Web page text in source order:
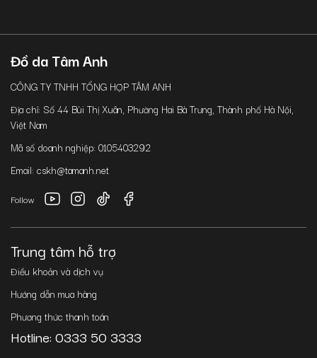
Đồ da Tâm Anh
CÔNG TY TNHH TỔNG HỢP TÂM ANH
Địa chỉ: Số 44 Bùi Thị Xuân, Phường Hai Bà Trưng, Thành phố Hà Nội,
Việt Nam
Mã số doanh nghiệp: 0105403292
Email: cskh@tamanh.net
Follow
Trung tâm hỗ trợ
Điều khoản và dịch vụ
Hướng dẫn mua hàng
Phương thức thanh toán
Hotline: 0333 50 3333